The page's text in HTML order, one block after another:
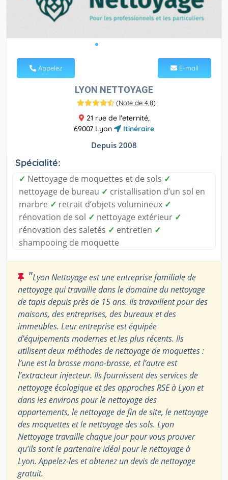
Appelez E-mail
LYON NETTOYAGE
(Note de 4,8)
21 rue de l'eternité,
69007 Lyon
Itinéraire
Depuis 2008
Spécialité:
✓ Nettoyage de moquettes et de sols ✓
nettoyage de bureau ✓ cristallisation d’un sol en
marbre ✓ retrait d’objets volumineux ✓
rénovation de sol ✓ nettoyage extérieur ✓
rénovation des saletés ✓ entretien ✓
shampooing de moquette
"Lyon Nettoyage est une entreprise familiale de
nettoyage qui travaille dans le domaine du nettoyage
de tapis depuis près de 15 ans. Ils travaillent pour des
maisons, des entreprises, des bureaux et des
immeubles. Leur entreprise est équipée
d’équipements modernes et les plus récents. Ils
utilisent deux méthodes de nettoyage de moquettes :
l’une est la brosse mono-brosse, et l’autre est
l’extracteur injecteur. Ils fournissent des services de
nettoyage écologique et des approches RSE à Lyon et
dans les environs pour le nettoyage des
appartements, le nettoyage de fin de site, le nettoyage
des moquettes et le nettoyage des sols. Lyon
Nettoyage travaille chaque jour pour vous prouver
qu’ils sont le partenaire idéal pour le nettoyage à
Lyon. Appelez-les et obtenez un devis de nettoyage
gratuit.